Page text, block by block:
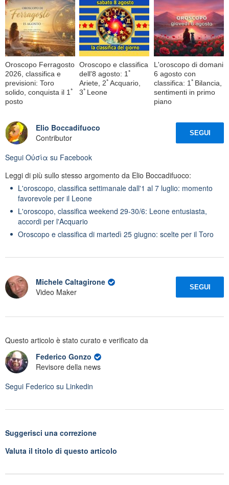
Oroscopo Ferragosto
2026, classifica e
previsioni: Toro
solido, conquista il 1ﾟ
posto
Oroscopo e classifica
dell'8 agosto: 1ﾟ
Ariete, 2ﾟAcquario,
3ﾟLeone
L'oroscopo di domani
6 agosto con
classifica: 1ﾟBilancia,
sentimenti in primo
piano
Elio Boccadifuoco
Contributor
SEGUI
Segui Oὐσία su Facebook
Leggi di più sullo stesso argomento da Elio Boccadifuoco:
L'oroscopo, classifica settimanale dall'1 al 7 luglio: momento
favorevole per il Leone
L'oroscopo, classifica weekend 29-30/6: Leone entusiasta,
accordi per l'Acquario
Oroscopo e classifica di martedì 25 giugno: scelte per il Toro
Michele Caltagirone
Video Maker
SEGUI
Questo articolo è stato curato e verificato da
Federico Gonzo
Revisore della news
Segui Federico su Linkedin
Suggerisci una correzione
Valuta il titolo di questo articolo